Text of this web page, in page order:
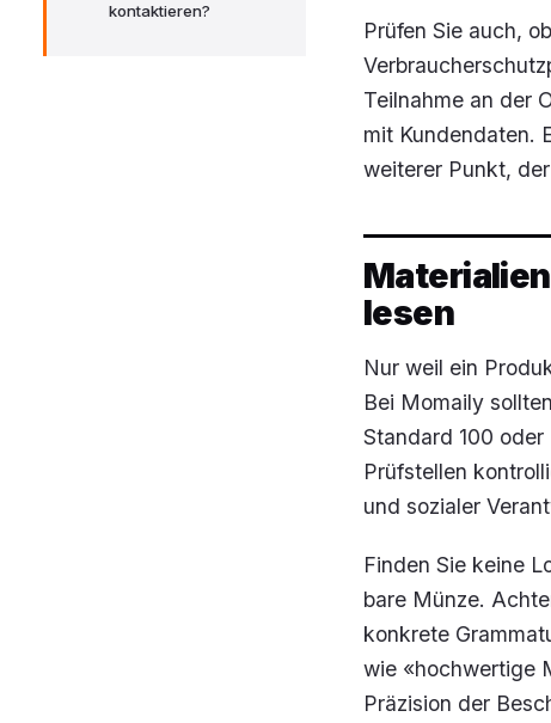
kontaktieren?
Prüfen Sie auch,
Teilnahme an der
mit Kundendaten.
weiterer Punkt,
lesen
Nur weil ein
Bei Momaily
Standard 100
Prüfstellen
und sozialer
Finden Sie keine
bare Münze.
konkrete
wie «hochwertige
Präzision der